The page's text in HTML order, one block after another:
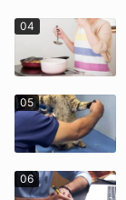
04
05
06